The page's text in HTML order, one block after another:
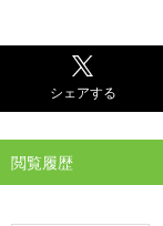
シェアする
閲覧履歴